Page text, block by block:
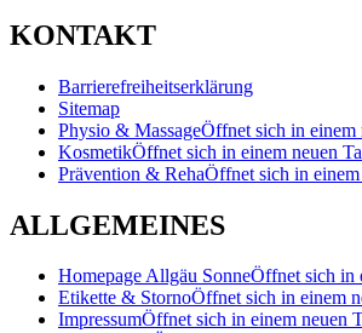
KONTAKT
Barrierefreiheitserklärung
Sitemap
Physio & MassageÖffnet sich in einem
KosmetikÖffnet sich in einem neuen
Prävention & RehaÖffnet sich in
ALLGEMEINES
Homepage Allgäu SonneÖffnet sich in
Etikette & StornoÖffnet sich in einem
ImpressumÖffnet sich in einem neuen